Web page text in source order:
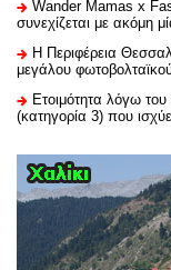
Wander Mamas x
συνεχίζεται με ακόμη
H Περιφέρεια
μεγάλου
Ετοιμότητα λόγω
(κατηγορία 3) που